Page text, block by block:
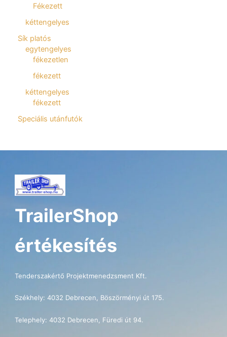
Fékezett
kéttengelyes
Sík platós
egytengelyes
fékezetlen
fékezett
kéttengelyes
fékezett
Speciális utánfutók
TrailerShop
értékesítés
Tenderszakértő Projektmenedzsment Kft.
Székhely: 4032 Debrecen, Böszörményi út 175.
Telephely: 4032 Debrecen, Füredi út 94.